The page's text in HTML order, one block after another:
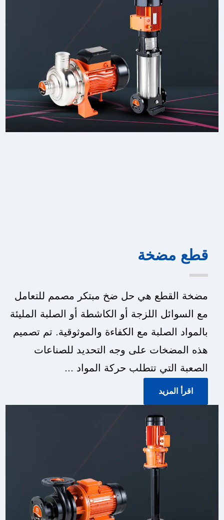
قطع مضخة
مضخة القطع هي حل ضخ مبتكر مصمم للتعامل
مع السوائل اللزجة أو الكاشطة أو الصلبة المليئة
بالمواد الصلبة مع الكفاءة والموثوقية. تم تصميم
هذه المضخات على وجه التحديد للصناعات
الصعبة التي تتطلب حركة المواد ...
اقرأ المزيد